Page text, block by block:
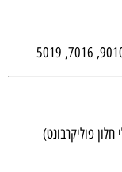
פוליקרבונט)